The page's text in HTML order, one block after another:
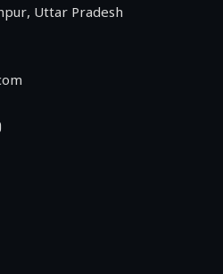
Uttar Pradesh